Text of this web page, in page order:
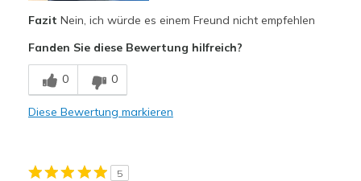
Breite
Fühlen sich zu schmal an
Größe
Meine Meinung zu
Schuhen
Fazit Nein, ich würde es einem Freund nicht empfehlen
Fanden Sie diese Bewertung hilfreich?
0 0
Diese Bewertung markieren
5